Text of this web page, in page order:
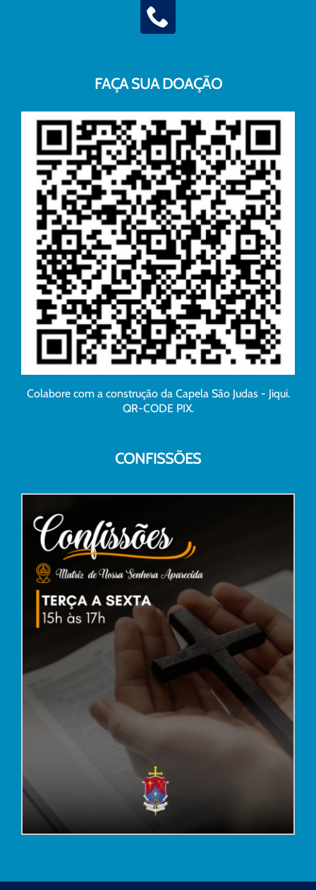
FAÇA SUA DOAÇÃO
Colabore com a construção da Capela São Judas - Jiqui.
QR-CODE PIX.
CONFISSÕES